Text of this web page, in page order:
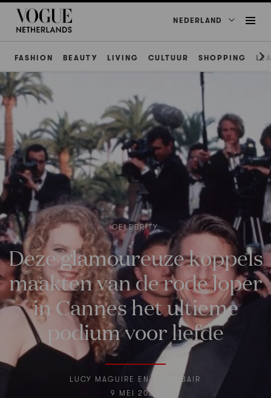
NEDERLAND
FASHION BEAUTY LIVING CULTUUR SHOPPING
CELEBRITY
Deze glamoureuze koppels
maakten van de rode loper
in Cannes het ultieme
podium voor liefde
LUCY MAGUIRE EN ENI SUBAIR
9 MEI 2025